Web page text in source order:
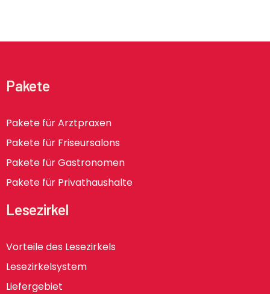
Pakete
Pakete für Arztpraxen
Pakete für Friseursalons
Pakete für Gastronomen
Pakete für Privathaushalte
Lesezirkel
Vorteile des Lesezirkels
Lesezirkelsystem
Liefergebiet